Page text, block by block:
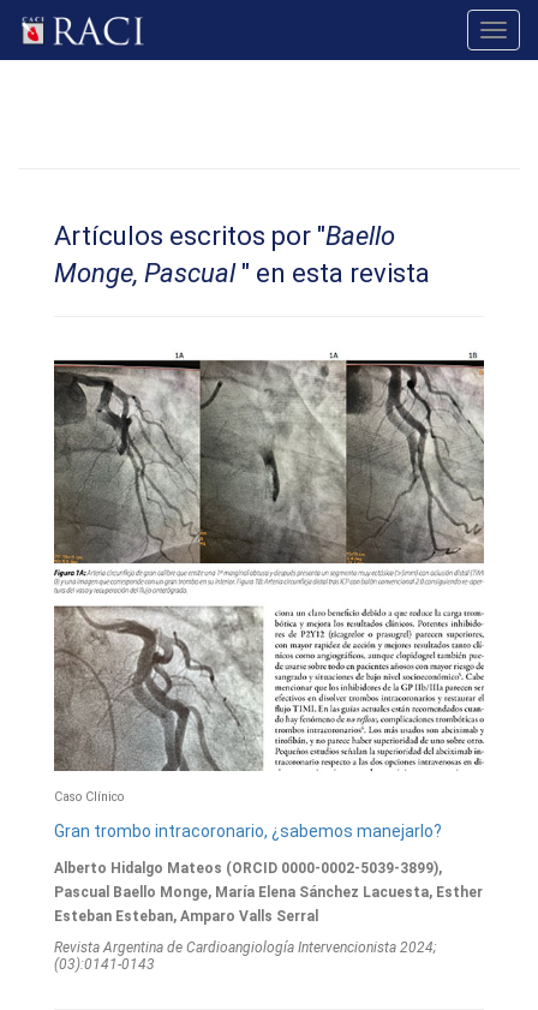
Artículos escritos por "Baello
Monge, Pascual" en esta revista
Caso Clínico
Gran trombo intracoronario, ¿sabemos manejarlo?
Alberto Hidalgo Mateos (ORCID 0000-0002-5039-3899),
Pascual Baello Monge, María Elena Sánchez Lacuesta, Esther
Esteban Esteban, Amparo Valls Serral
Revista Argentina de Cardioangiologí­a Intervencionista 2024;
(03):0141-0143